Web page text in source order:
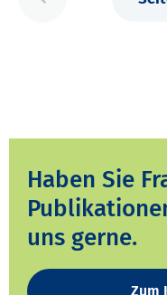
Haben Sie
uns gerne.
Zum